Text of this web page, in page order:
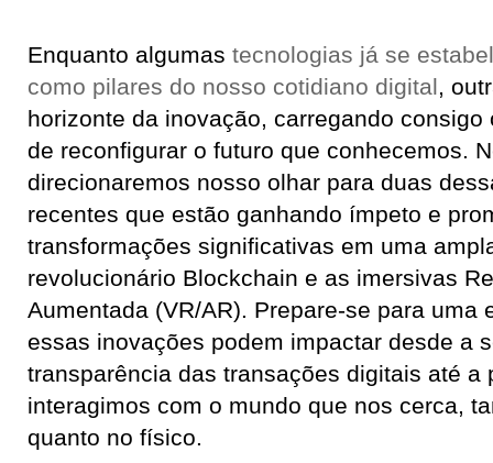
Enquanto algumas tecnologias já se
como pilares do nosso cotidiano digital,
horizonte da inovação, carregando
de reconfigurar o futuro que conhecemos.
direcionaremos nosso olhar para duas
recentes que estão ganhando ímpeto e
transformações significativas em uma
revolucionário Blockchain e as imersivas
Aumentada (VR/AR). Prepare-se para uma
essas inovações podem impactar desde a
transparência das transações digitais até a
interagimos com o mundo que nos cerca,
quanto no físico.